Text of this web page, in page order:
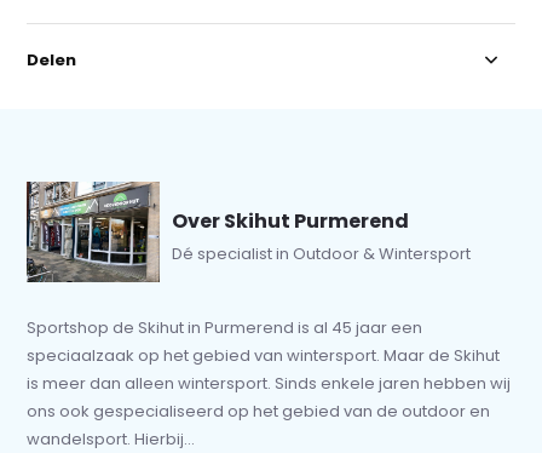
Delen
Over Skihut Purmerend
Dé specialist in Outdoor & Wintersport
Sportshop de Skihut in Purmerend is al 45 jaar een
speciaalzaak op het gebied van wintersport. Maar de Skihut
is meer dan alleen wintersport. Sinds enkele jaren hebben wij
ons ook gespecialiseerd op het gebied van de outdoor en
wandelsport. Hierbij...